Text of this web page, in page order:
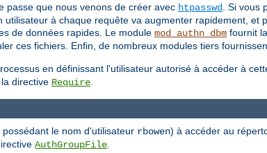
passe que nous venons de créer avec htpasswd
. Si
à chaque requête va augmenter rapidement, et
de données rapides. Le module mod_authn_dbm fournit
ces fichiers. Enfin, de nombreux modules tiers
en définissant l'utilisateur autorisé à accéder à
directive Require
le nom d'utilisateur rbowen) à accéder au
AuthGroupFile.